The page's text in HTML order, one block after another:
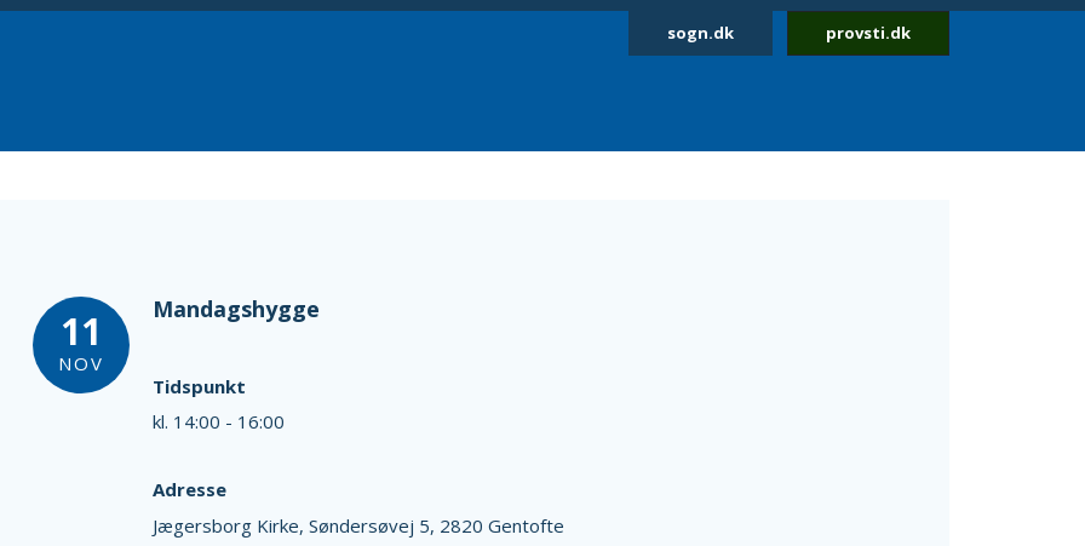
sogn.dk provsti.dk
11
NOV
Mandagshygge
Tidspunkt
kl. 14:00 - 16:00
Adresse
Jægersborg Kirke, Søndersøvej 5, 2820 Gentofte